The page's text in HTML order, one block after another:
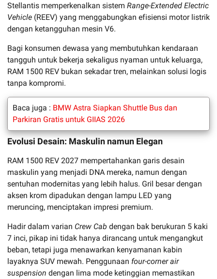
Stellantis memperkenalkan sistem Range-Extended Electric
Vehicle (REEV) yang menggabungkan efisiensi motor listrik
dengan ketangguhan mesin V6.
Bagi konsumen dewasa yang membutuhkan kendaraan
tangguh untuk bekerja sekaligus nyaman untuk keluarga,
RAM 1500 REV bukan sekadar tren, melainkan solusi logis
tanpa kompromi.
Baca juga : BMW Astra Siapkan Shuttle Bus dan
Parkiran Gratis untuk GIIAS 2026
Evolusi Desain: Maskulin namun Elegan
RAM 1500 REV 2027 mempertahankan garis desain
maskulin yang menjadi DNA mereka, namun dengan
sentuhan modernitas yang lebih halus. Gril besar dengan
aksen krom dipadukan dengan lampu LED yang
meruncing, menciptakan impresi premium.
Hadir dalam varian Crew Cab dengan bak berukuran 5 kaki
7 inci, pikap ini tidak hanya dirancang untuk mengangkut
beban, tetapi juga menawarkan kenyamanan kabin
layaknya SUV mewah. Penggunaan four-corner air
suspension dengan lima mode ketinggian memastikan